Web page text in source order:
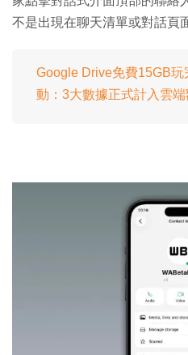
不是出現在聊天清單或對話頁
Google Drive免費15GB
動：3大數據正式計入雲端